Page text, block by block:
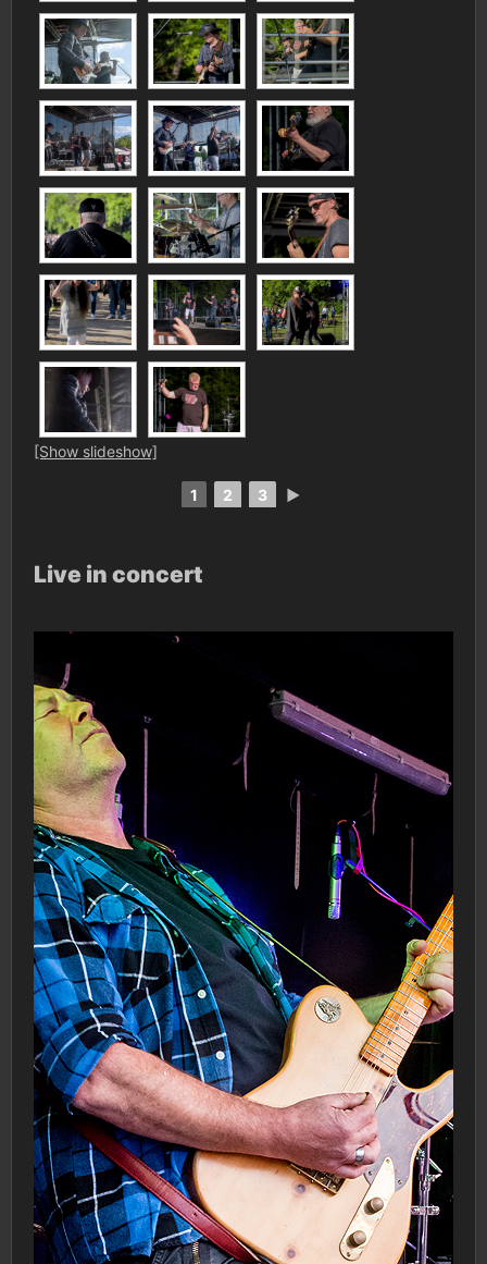
[Show slideshow]
1 2 3 ►
Live in concert